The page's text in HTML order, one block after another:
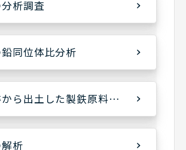
析調査
同位体比分析
出土した製鉄原料と滓の分析
析